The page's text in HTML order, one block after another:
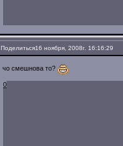
Поделиться16 ноября, 2008г. 16:16:29
чо смешнова то?
0